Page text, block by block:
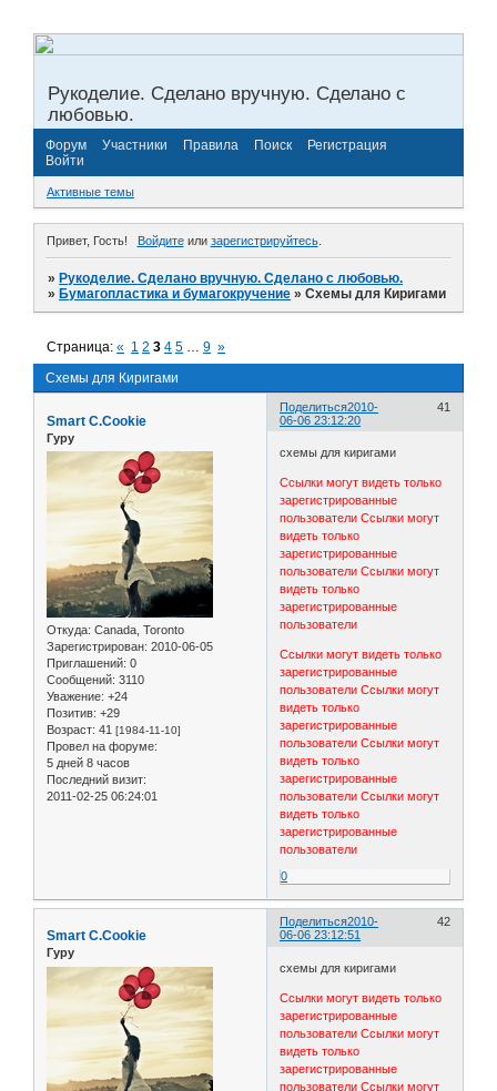
Рукоделие. Сделано вручную. Сделано с
любовью.
Форум Участники Правила Поиск
Регистрация
Войти
Активные темы
Привет, Гость! Войдитеили зарегистрируйтесь.
»Рукоделие. Сделано вручную. Сделано с любовью.
»Бумагопластика и бумагокручение »Схемы для Киригами
Схемы для Киригами
Страница:« 1 2 3 4 5 … 9 »
Поделиться 41
2010-
06-06 23:12:20
Smart C.Cookie
Гуру
Откуда: Canada, Toronto
Зарегистрирован: 2010-06-05
Приглашений: 0
Сообщений: 3110
Уважение: +24
Позитив: +29
Возраст: 41 [1984-11-10]
Провел на форуме:
5 дней 8 часов
Последний визит:
2011-02-25 06:24:01
схемы для киригами
Ссылки могут видеть только
зарегистрированные
пользователи Ссылки могут
видеть только
зарегистрированные
пользователи Ссылки могут
видеть только
зарегистрированные
пользователи
Ссылки могут видеть только
зарегистрированные
пользователи Ссылки могут
видеть только
зарегистрированные
пользователи Ссылки могут
видеть только
зарегистрированные
пользователи Ссылки могут
видеть только
зарегистрированные
пользователи
0
Поделиться 42
2010-
06-06 23:12:51
Smart C.Cookie
Гуру
схемы для киригами
Ссылки могут видеть только
зарегистрированные
пользователи Ссылки могут
видеть только
зарегистрированные
пользователи Ссылки могут